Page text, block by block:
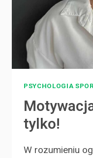
PSYCHOLOGIA
tylko!
W rozumieniu